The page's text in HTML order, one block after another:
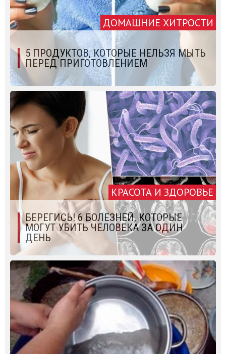
ДОМАШНИЕ ХИТРОСТИ
5 ПРОДУКТОВ, КОТОРЫЕ НЕЛЬЗЯ МЫТЬ
ПЕРЕД ПРИГОТОВЛЕНИЕМ
КРАСОТА И ЗДОРОВЬЕ
БЕРЕГИСЬ! 6 БОЛЕЗНЕЙ, КОТОРЫЕ
МОГУТ УБИТЬ ЧЕЛОВЕКА ЗА ОДИН
ДЕНЬ